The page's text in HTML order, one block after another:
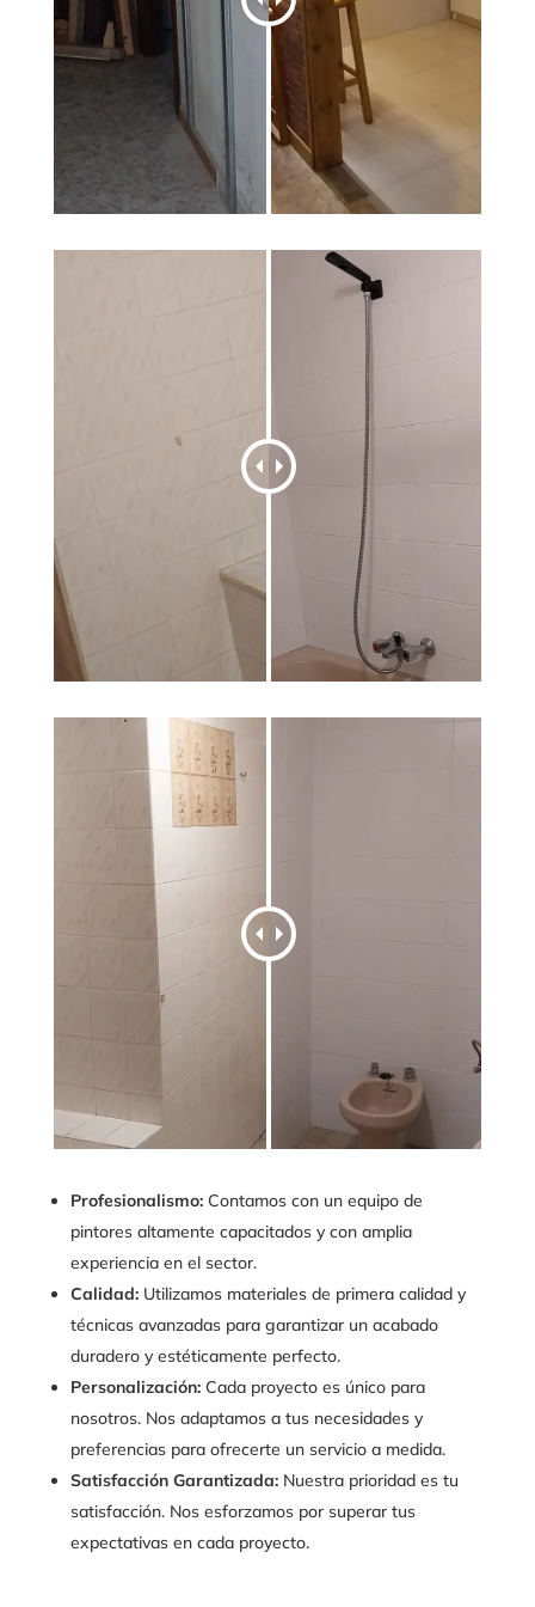
Profesionalismo:Contamos con un equipo de
pintores altamente capacitados y con amplia
experiencia en el sector.
Calidad:Utilizamos materiales de primera calidad y
técnicas avanzadas para garantizar un acabado
duradero y estéticamente perfecto.
Personalización:Cada proyecto es único para
nosotros. Nos adaptamos a tus necesidades y
preferencias para ofrecerte un servicio a medida.
Satisfacción Garantizada:Nuestra prioridad es tu
satisfacción. Nos esforzamos por superar tus
expectativas en cada proyecto.